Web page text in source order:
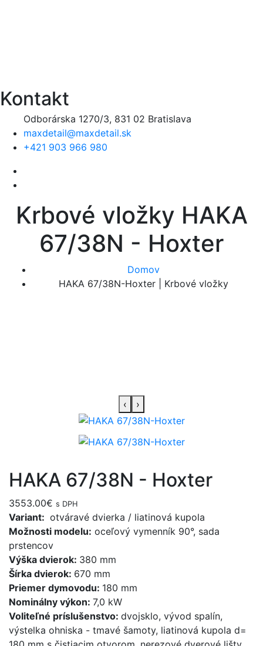
Kontakt
Odborárska 1270/3, 831 02 Bratislava
maxdetail@maxdetail.sk
+421 903 966 980
Krbové vložky HAKA
67/38N - Hoxter
Domov
HAKA 67/38N-Hoxter | Krbové vložky
‹ ›
HAKA 67/38N - Hoxter
3553.00€ s DPH
Variant: otváravé dvierka / liatinová kupola
Možnosti modelu: oceľový vymenník 90°, sada
prstencov
Výška dvierok: 380 mm
Šírka dvierok: 670 mm
Priemer dymovodu: 180 mm
Nominálny výkon: 7,0 kW
Voliteľné príslušenstvo: dvojsklo, vývod spalín,
výstelka ohniska - tmavé šamoty, liatinová kupola d=